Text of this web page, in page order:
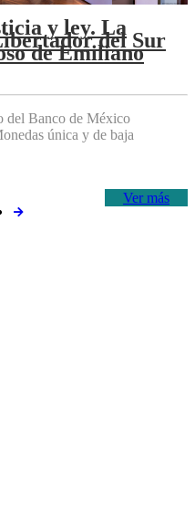
y ley. La
del Sur
de Emiliano
del Banco de México
única y de baja
Ver más